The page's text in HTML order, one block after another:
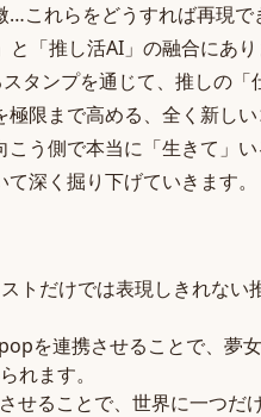
これらをどうすれば再現で
「推し活AI」の融合にあ
タンプを通じて、推しの「
限まで高める、全く新し
う側で本当に「生きて」
深く掘り下げていきます。
トだけでは表現しきれない
を連携させることで、夢
れます。
せることで、世界に一つだ